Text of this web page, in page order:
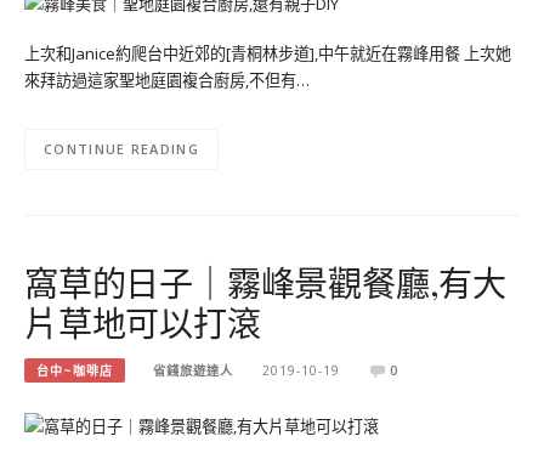
上次和Janice約爬台中近郊的[青桐林步道],中午就近在霧峰用餐 上次她
來拜訪過這家聖地庭園複合廚房,不但有…
CONTINUE READING
窩草的日子｜霧峰景觀餐廳,有大
片草地可以打滾
台中~咖啡店 省錢旅遊達人 2019-10-19 0